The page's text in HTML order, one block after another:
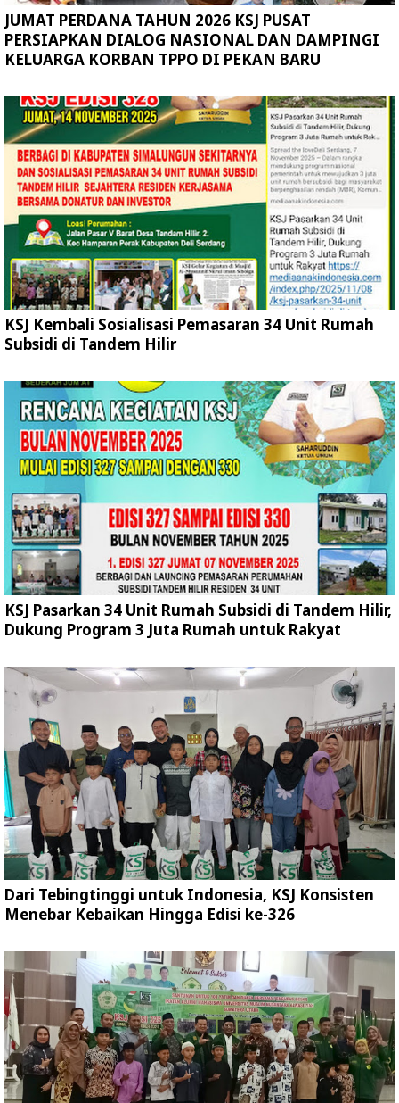
JUMAT PERDANA TAHUN 2026 KSJ PUSAT
PERSIAPKAN DIALOG NASIONAL DAN DAMPINGI
KELUARGA KORBAN TPPO DI PEKAN BARU
KSJ Kembali Sosialisasi Pemasaran 34 Unit Rumah
Subsidi di Tandem Hilir
KSJ Pasarkan 34 Unit Rumah Subsidi di Tandem Hilir,
Dukung Program 3 Juta Rumah untuk Rakyat
Dari Tebingtinggi untuk Indonesia, KSJ Konsisten
Menebar Kebaikan Hingga Edisi ke-326